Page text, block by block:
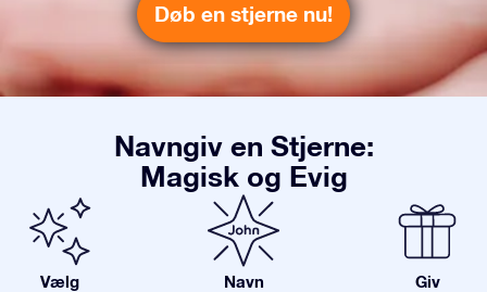
Døb en stjerne nu!
Navngiv en Stjerne:
Magisk og Evig
Vælg Navn Giv